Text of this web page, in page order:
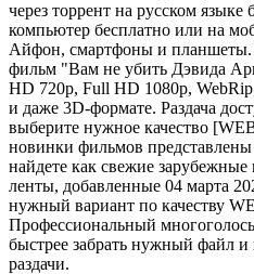
через торрент на русском языке
компьютер бесплатно или на
Айфон, смартфоны и планшеты.
фильм "Вам не убить Дэвида
HD 720p, Full HD 1080p,
и даже 3D-формате. Раздача
выберите нужное качество
новинки фильмов представлены
найдете как свежие
ленты, добавленные 04 марта
нужный вариант по качеству
Профессиональный
быстрее забрать нужный файл и
раздачи.